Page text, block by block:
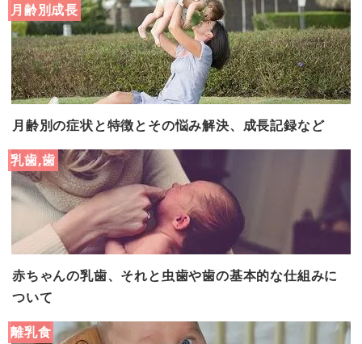
月齢別成長
月齢別の症状と特徴とその悩み解決、成長記録など
乳歯,歯
赤ちゃんの乳歯、それと虫歯や歯の基本的な仕組みに
ついて
離乳食